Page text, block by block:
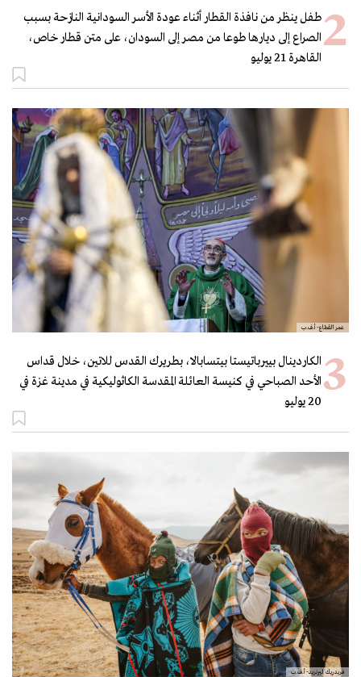
طفل ينظر من نافذة القطار أثناء عودة الأسر السودانية النازحة بسبب
الصراع إلى ديارها طوعا من مصر إلى السودان، على متن قطار خاص،
القاهرة 21 يوليو
عمر القطاع- أ.ف.ب
الكاردينال بييرباتيستا بيتسابالا، بطريرك القدس للاتين، خلال قداس
الأحد الصباحي في كنيسة العائلة المقدسة الكاثوليكية في مدينة غزة في
20 يوليو
فريدريك ليرنريد- أ.ف.ب